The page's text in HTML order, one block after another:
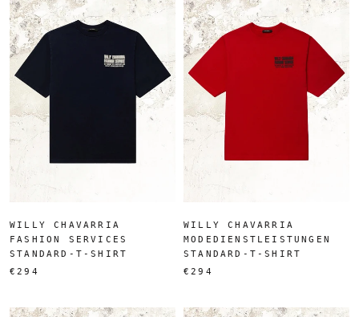
WILLY CHAVARRIA
FASHION SERVICES
STANDARD-T-SHIRT
€294
WILLY CHAVARRIA
MODEDIENSTLEISTUNGEN
STANDARD-T-SHIRT
€294